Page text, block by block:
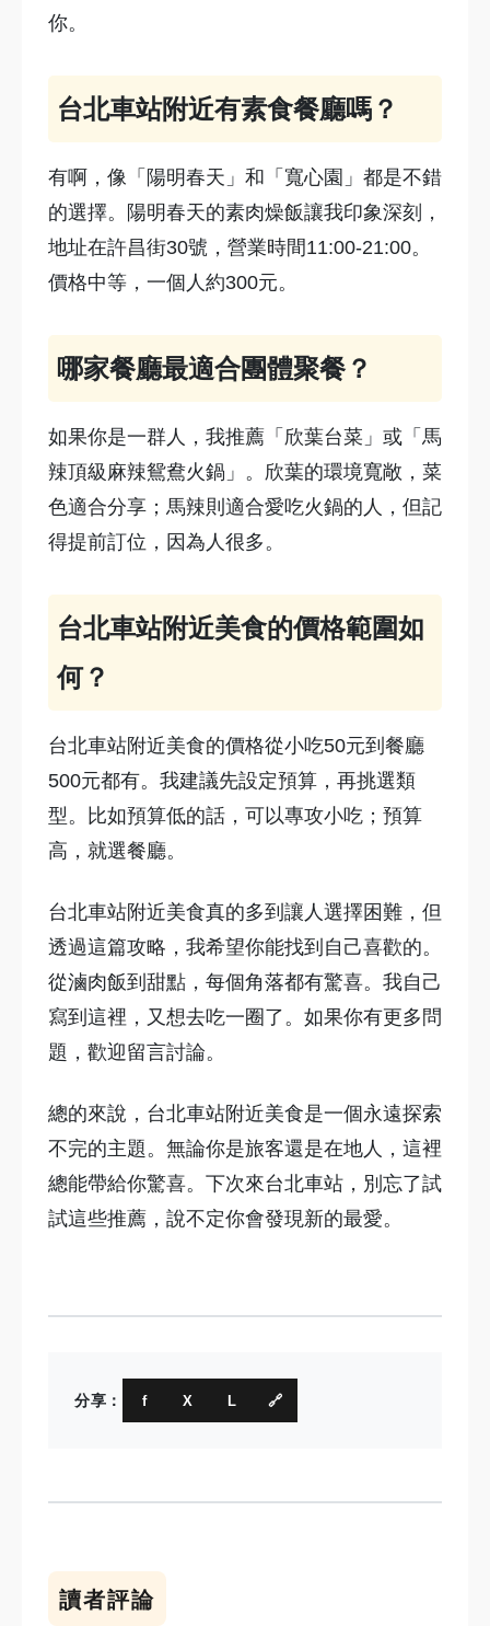
你。
台北車站附近有素食餐廳嗎？
有啊，像「陽明春天」和「寬心園」都是不錯
的選擇。陽明春天的素肉燥飯讓我印象深刻，
地址在許昌街30號，營業時間11:00-21:00。
價格中等，一個人約300元。
哪家餐廳最適合團體聚餐？
如果你是一群人，我推薦「欣葉台菜」或「馬
辣頂級麻辣鴛鴦火鍋」。欣葉的環境寬敞，菜
色適合分享；馬辣則適合愛吃火鍋的人，但記
得提前訂位，因為人很多。
台北車站附近美食的價格範圍如
何？
台北車站附近美食的價格從小吃50元到餐廳
500元都有。我建議先設定預算，再挑選類
型。比如預算低的話，可以專攻小吃；預算
高，就選餐廳。
台北車站附近美食真的多到讓人選擇困難，但
透過這篇攻略，我希望你能找到自己喜歡的。
從滷肉飯到甜點，每個角落都有驚喜。我自己
寫到這裡，又想去吃一圈了。如果你有更多問
題，歡迎留言討論。
總的來說，台北車站附近美食是一個永遠探索
不完的主題。無論你是旅客還是在地人，這裡
總能帶給你驚喜。下次來台北車站，別忘了試
試這些推薦，說不定你會發現新的最愛。
分享： f X L 🔗
讀者評論